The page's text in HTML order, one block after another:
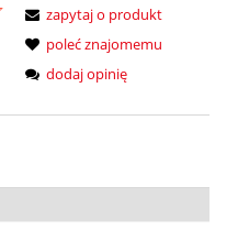
zapytaj o produkt
poleć znajomemu
dodaj opinię